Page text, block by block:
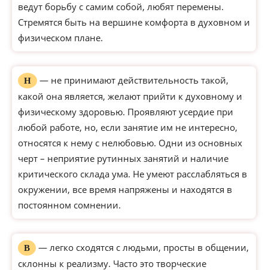
ведут борьбу с самим собой, любят перемены.
Стремятся быть на вершине комфорта в духовном и
физическом плане.
Н
— не принимают действительность такой,
какой она является, желают прийти к духовному и
физическому здоровью. Проявляют усердие при
любой работе, но, если занятие им не интересно,
относятся к нему с нелюбовью. Одни из основных
черт – неприятие рутинных занятий и наличие
критического склада ума. Не умеют расслабляться в
окружении, все время напряжены и находятся в
постоянном сомнении.
В
— легко сходятся с людьми, просты в общении,
склонны к реализму. Часто это творческие